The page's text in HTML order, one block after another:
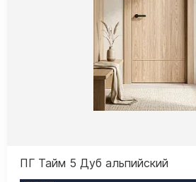
ПГ Тайм 5 Дуб альпийский